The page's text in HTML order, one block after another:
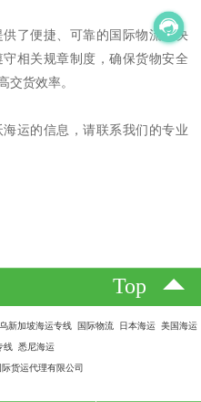
了便捷、可靠的国际物流解决
相关规章制度，确保货物安全
交货效率。
运的信息，请联系我们的专业
Top
新加坡海运专线 国际物流 日本海运 美国海运
线 悉尼海运
货运代理有限公司